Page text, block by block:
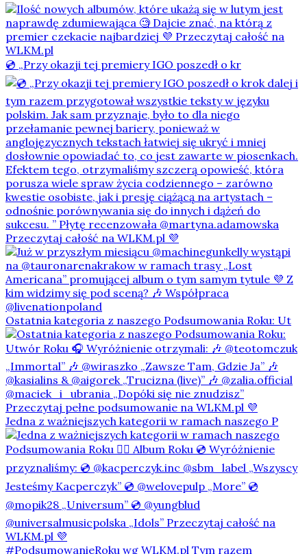
💿 „Przy okazji tej premiery IGO poszedł o kr
Ostatnia kategoria z naszego Podsumowania Roku: Ut
Jedna z ważniejszych kategorii w ramach naszego P
#PodsumowanieRoku wg WLKM.pl Tym razem